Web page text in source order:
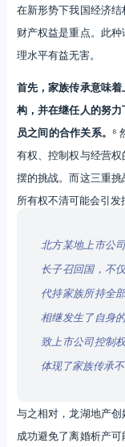
在新形势下我国经济
财产权益是重点。此
理水平有益无害。
首先，家族传承意味
构，并在继任人的努
员之间的合作关系。 ⁸
有权、控制权与经营
摆的挑战。而这三重
所有权不清可能会引发
北方某地上市公
长子召回国，不
代持家族所持全
相继发生了自身
致上市公司控制
体现了家族传承
与之相对，龙湖地产
成功避免了离婚析产